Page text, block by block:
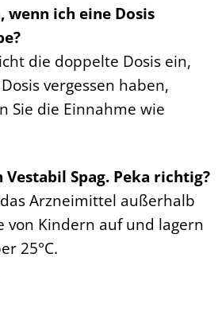
wenn ich eine Dosis
die doppelte Dosis ein,
vergessen haben,
Sie die Einnahme wie
Vestabil Spag. Peka richtig?
Arzneimittel außerhalb
von Kindern auf und lagern
25°C.